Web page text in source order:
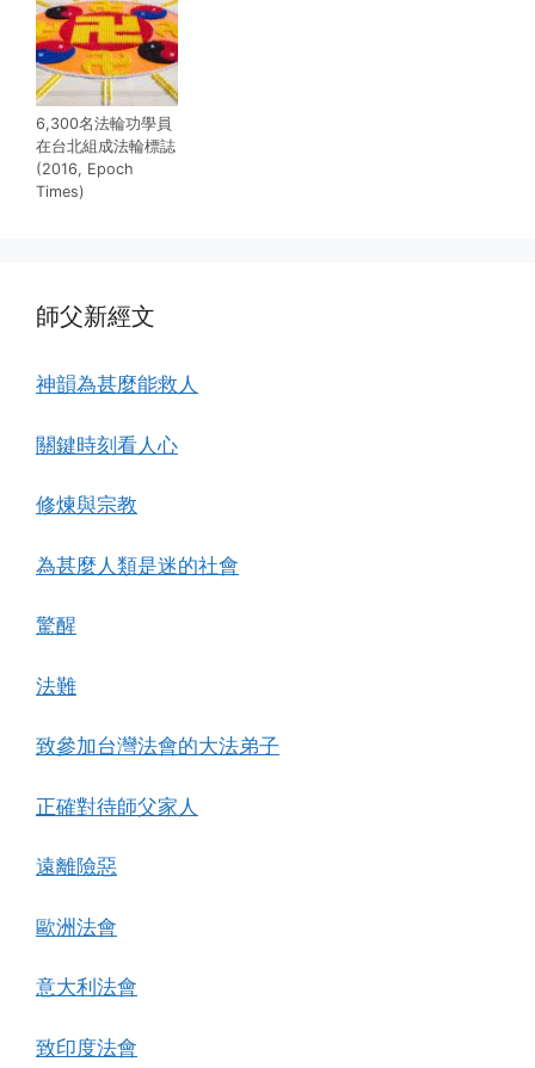
6,300名法輪功學員
在台北組成法輪標誌
(2016, Epoch
Times)
師父新經文
神韻為甚麼能救人
關鍵時刻看人心
修煉與宗教
為甚麼人類是迷的社會
驚醒
法難
致參加台灣法會的大法弟子
正確對待師父家人
遠離險惡
歐洲法會
意大利法會
致印度法會